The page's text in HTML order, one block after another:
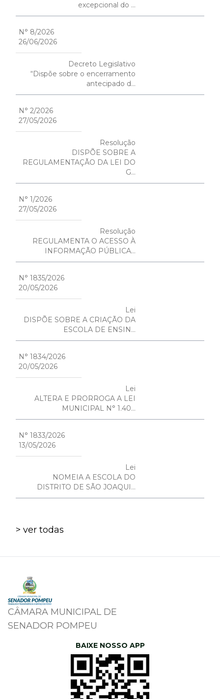
excepcional do ...
N° 8/2026
26/06/2026
Decreto Legislativo
“Dispõe sobre o encerramento
antecipado d...
N° 2/2026
27/05/2026
Resolução
DISPÕE SOBRE A
REGULAMENTAÇÃO DA LEI DO
G...
N° 1/2026
27/05/2026
Resolução
REGULAMENTA O ACESSO À
INFORMAÇÃO PÚBLICA...
N° 1835/2026
20/05/2026
Lei
DISPÕE SOBRE A CRIAÇÃO DA
ESCOLA DE ENSIN...
N° 1834/2026
20/05/2026
Lei
ALTERA E PRORROGA A LEI
MUNICIPAL N° 1.40...
N° 1833/2026
13/05/2026
Lei
NOMEIA A ESCOLA DO
DISTRITO DE SÃO JOAQUI...
> ver todas
CÂMARA MUNICIPAL DE
SENADOR POMPEU
BAIXE NOSSO APP